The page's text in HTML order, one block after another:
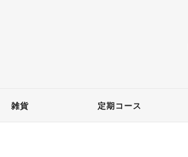
雑貨 定期コース